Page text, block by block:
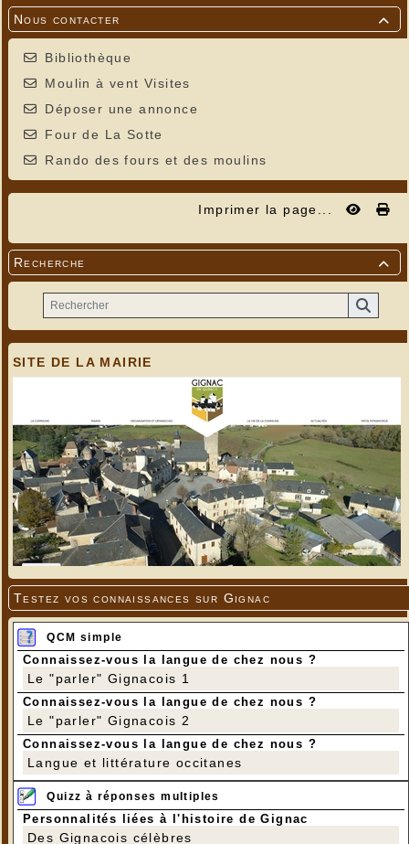

Nous contacter
Bibliothèque
Moulin à vent Visites
Déposer une annonce
Four de La Sotte
Rando des fours et des moulins
Imprimer la page...

Recherche
SITE DE LA MAIRIE
Testez vos connaissances sur Gignac
QCM simple
Connaissez-vous la langue de chez nous ?
Le "parler" Gignacois 1
Connaissez-vous la langue de chez nous ?
Le "parler" Gignacois 2
Connaissez-vous la langue de chez nous ?
Langue et littérature occitanes
Quizz à réponses multiples
Personnalités liées à l'histoire de Gignac
Des Gignacois célèbres